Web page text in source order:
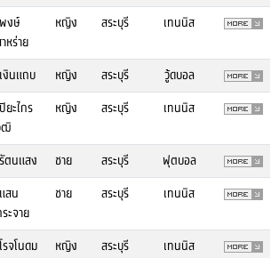
พงษ์
หร่าย
หญิง สระบุรี เทนนิส
เงินแถบ หญิง สระบุรี
วู้ดบอล
ปิยะไกร
ฒิ
หญิง สระบุรี เทนนิส
รัตนแสง ชาย สระบุรี
ฟุตบอล
แสน
ะจาย
ชาย สระบุรี เทนนิส
รจโนดม หญิง สระบุรี
เทนนิส